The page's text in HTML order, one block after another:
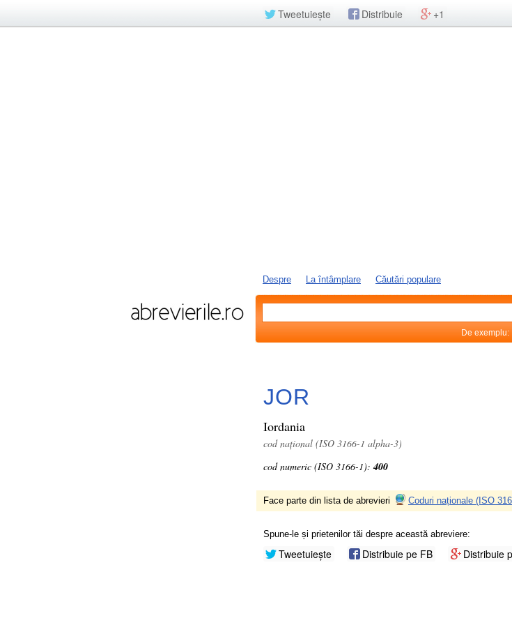
Tweetuiește Distribuie +1
Despre La întâmplare Căutări populare
De exemplu:
JOR
Iordania
cod național (ISO 3166-1 alpha-3)
cod numeric (ISO 3166-1): 400
Face parte din lista de abrevieri Coduri naționale (ISO
Spune-le și prietenilor tăi despre această abreviere:
Tweetuiește Distribuie pe FB Distribuie